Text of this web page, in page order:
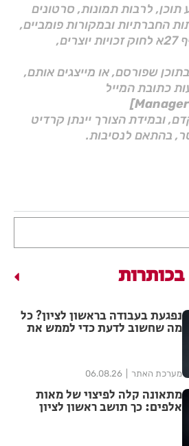
תוכן, לרבות תמונות, סרטונים
החברתיות ובמקורות פומביים,
בהתאם להוראות סעיף 27א לחוק זכויות יוצרים,
שפורסם, או מייצגים אותם,
כתובת המייל
ובמידת הצורך יינתן קרדיט
בהתאם לנסיבות.
נפגעת בעבודה בראשון לציון? כל
מה שחשוב לדעת כדי לממש את
מערכת האתר 06.08.26
מתאונה קלה לפיצוי של מאות
אלפים: כך תושב ראשון לציון